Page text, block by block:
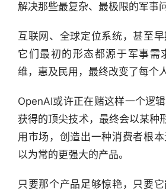
解决那些最复杂、最极限的军事
互联网、全球定位系统，甚至早
它们最初的形态都源于军事需
维，惠及民用，最终改变了每个
OpenAI或许正在赌这样一个逻
获得的顶尖技术，最终会以某种
用市场，创造出一种消费者根
以为常的更强大的产品。
只要那个产品足够惊艳，只要它